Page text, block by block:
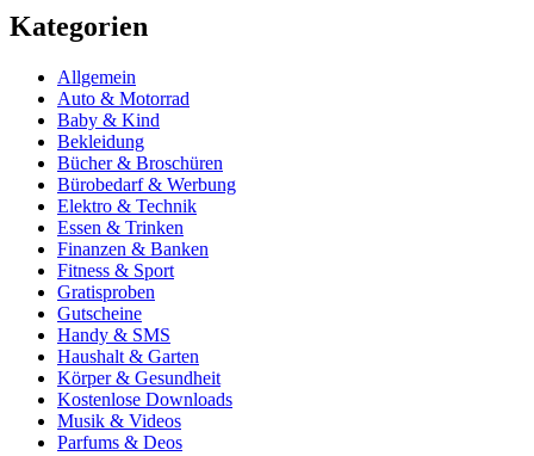
Kategorien
Allgemein
Auto & Motorrad
Baby & Kind
Bekleidung
Bücher & Broschüren
Bürobedarf & Werbung
Elektro & Technik
Essen & Trinken
Finanzen & Banken
Fitness & Sport
Gratisproben
Gutscheine
Handy & SMS
Haushalt & Garten
Körper & Gesundheit
Kostenlose Downloads
Musik & Videos
Parfums & Deos